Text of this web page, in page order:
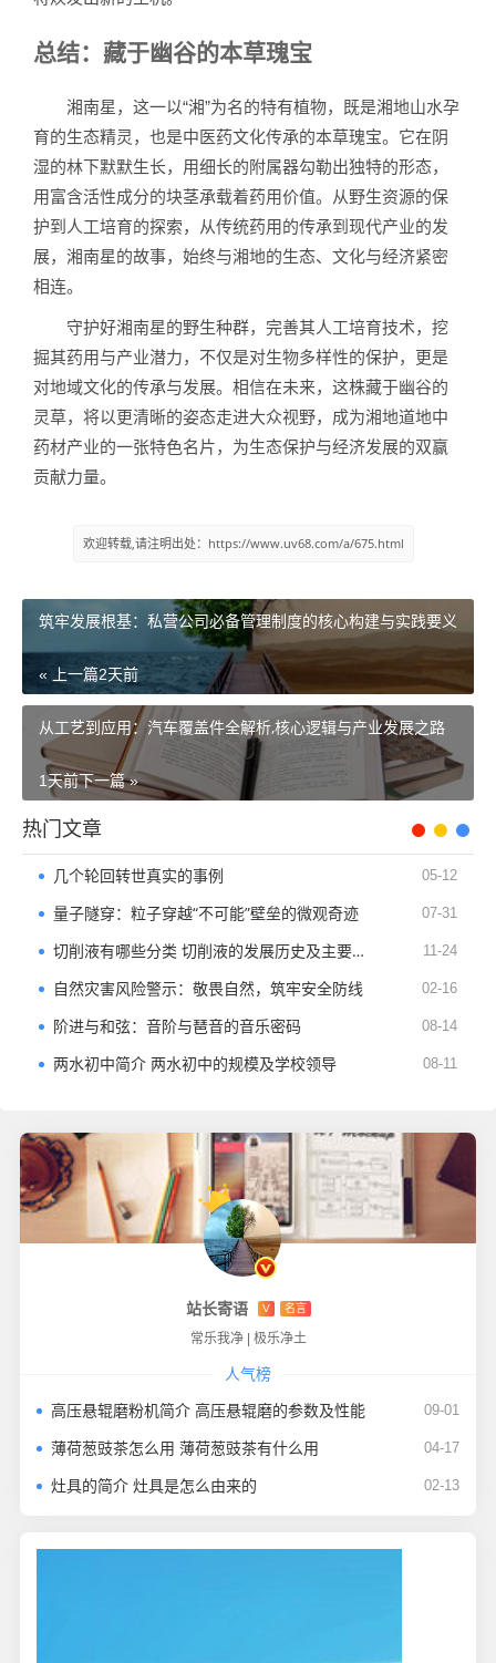
总结：藏于幽谷的本草瑰宝
湘南星，这一以“湘”为名的特有植物，既是湘地山水孕
育的生态精灵，也是中医药文化传承的本草瑰宝。它在阴
湿的林下默默生长，用细长的附属器勾勒出独特的形态，
用富含活性成分的块茎承载着药用价值。从野生资源的保
护到人工培育的探索，从传统药用的传承到现代产业的发
展，湘南星的故事，始终与湘地的生态、文化与经济紧密
相连。
守护好湘南星的野生种群，完善其人工培育技术，挖
掘其药用与产业潜力，不仅是对生物多样性的保护，更是
对地域文化的传承与发展。相信在未来，这株藏于幽谷的
灵草，将以更清晰的姿态走进大众视野，成为湘地道地中
药材产业的一张特色名片，为生态保护与经济发展的双赢
贡献力量。
欢迎转载,请注明出处：https://www.uv68.com/a/675.html
筑牢发展根基：私营公司必备管理制度的核心构建与实践要义
« 上一篇2天前
从工艺到应用：汽车覆盖件全解析,核心逻辑与产业发展之路
下一篇 »
1天前
热门文章
几个轮回转世真实的事例 05-12
量子隧穿：粒子穿越“不可能”壁垒的微观奇迹​ 07-31
切削液有哪些分类 切削液的发展历史及主要用途 11-24
自然灾害风险警示：敬畏自然，筑牢安全防线 02-16
阶进与和弦：音阶与琶音的音乐密码​ 08-14
两水初中简介 两水初中的规模及学校领导 08-11
站长寄语 V 名言
常乐我净 极乐净土
人气榜
高压悬辊磨粉机简介 高压悬辊磨的参数及性能 09-01
薄荷葱豉茶怎么用 薄荷葱豉茶有什么用 04-17
灶具的简介 灶具是怎么由来的 02-13